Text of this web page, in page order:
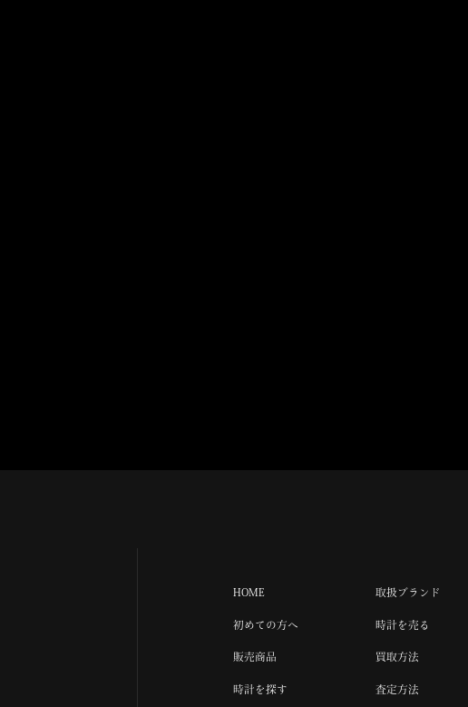
HOME
初めての方へ
販売商品
時計を探す
取扱ブランド
時計を売る
買取方法
査定方法